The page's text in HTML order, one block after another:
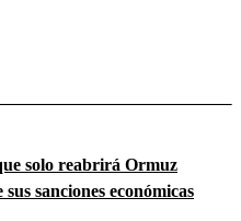
solo reabrirá Ormuz
sanciones económicas